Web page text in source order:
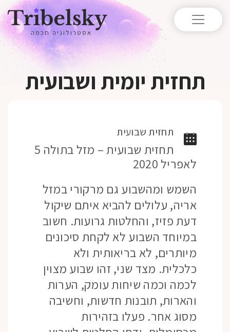
אסטרולוגיה חכמה
תחזית יומית ושבועית
תחזית שבועית
תחזית שבועית – מזל בתולה 5
לאפריל 2020
השמש ומהשבוע גם מרקורי במזל
אריה, עלולים להביא איתם שיקול
דעת פזיז, והחלטות גרועות. חשוב
במיוחד השבוע לא לקחת סיכונים
מיותרים, לא בריאותית ולא
כלכלית. מצד שני, זהו שבוע מצוין
לכמה וכמה שיחות עומק, הערות
והארות, תובנות חדשות, וחשיבה
מסוג אחר. פעלו בזהירות